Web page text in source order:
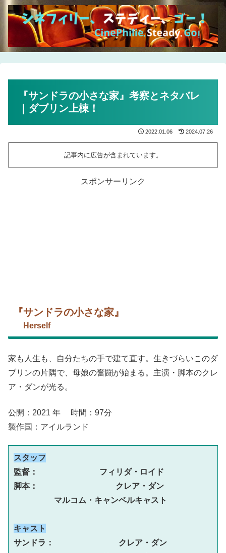
『サンドラの小さな家』考察とネタバレ
｜ダブリン上棟！
2022.01.06 2024.07.26
記事内に広告が含まれています。
スポンサーリンク
『サンドラの小さな家』
Herself
家も人生も、自分たちの手で建て直す。生きづらいこのダ
ブリンの片隅で、母娘の奮闘が始まる。主演・脚本のクレ
ア・ダンが光る。
公開：2021 年 時間：97分
製作国：アイルランド
スタッフ
監督： 　　　　　　　フィリダ・ロイド
脚本：　　　 　　　　　　クレア・ダン
マルコム・キャンベルキャスト
キャスト
サンドラ：　　　　　　　　クレア・ダン